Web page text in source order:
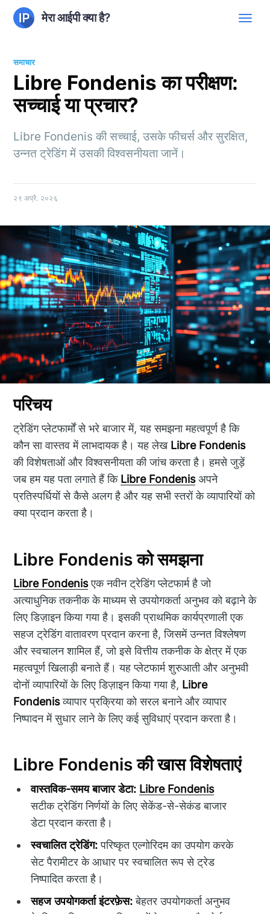
मेरा आईपी क्या है?
समाचार
Libre Fondenis का परीक्षण:
सच्चाई या प्रचार?
Libre Fondenis की सच्चाई, उसके फीचर्स और सुरक्षित,
उन्नत ट्रेडिंग में उसकी विश्वसनीयता जानें।
२९ अप्रै. २०२६
परिचय
ट्रेडिंग प्लेटफार्मों से भरे बाजार में, यह समझना महत्वपूर्ण है कि
कौन सा वास्तव में लाभदायक है। यह लेख Libre Fondenis
की विशेषताओं और विश्वसनीयता की जांच करता है। हमसे जुड़ें
जब हम यह पता लगाते हैं कि Libre Fondenisअपने
प्रतिस्पर्धियों से कैसे अलग है और यह सभी स्तरों के व्यापारियों को
क्या प्रदान करता है।
Libre Fondenis को समझना
Libre Fondenisएक नवीन ट्रेडिंग प्लेटफार्म है जो
अत्याधुनिक तकनीक के माध्यम से उपयोगकर्ता अनुभव को बढ़ाने के
लिए डिज़ाइन किया गया है। इसकी प्राथमिक कार्यप्रणाली एक
सहज ट्रेडिंग वातावरण प्रदान करना है, जिसमें उन्नत विश्लेषण
और स्वचालन शामिल हैं, जो इसे वित्तीय तकनीक के क्षेत्र में एक
महत्वपूर्ण खिलाड़ी बनाते हैं। यह प्लेटफार्म शुरुआती और अनुभवी
दोनों व्यापारियों के लिए डिज़ाइन किया गया है, Libre
Fondenisव्यापार प्रक्रिया को सरल बनाने और व्यापार
निष्पादन में सुधार लाने के लिए कई सुविधाएं प्रदान करता है।
Libre Fondenis की खास विशेषताएं
वास्तविक-समय बाजार डेटा: Libre Fondenis
सटीक ट्रेडिंग निर्णयों के लिए सेकेंड-से-सेकंड बाजार
डेटा प्रदान करता है।
स्वचालित ट्रेडिंग:परिष्कृत एल्गोरिदम का उपयोग करके
सेट पैरामीटर के आधार पर स्वचालित रूप से ट्रेड
निष्पादित करता है।
सहज उपयोगकर्ता इंटरफ़ेस:बेहतर उपयोगकर्ता अनुभव